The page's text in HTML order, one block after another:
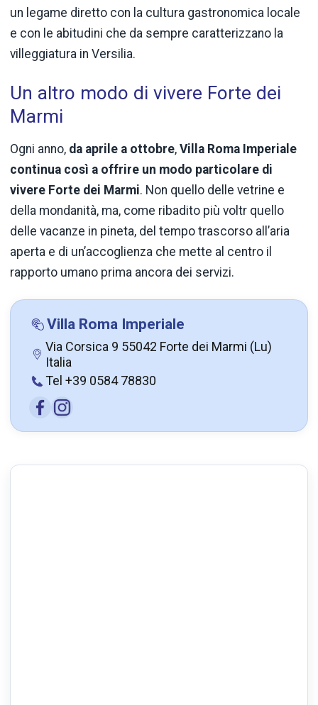
un legame diretto con la cultura gastronomica locale
e con le abitudini che da sempre caratterizzano la
villeggiatura in Versilia.
Un altro modo di vivere Forte dei
Marmi
Ogni anno, da aprile a ottobre, Villa Roma Imperiale
continua così a offrire un modo particolare di
vivere Forte dei Marmi. Non quello delle vetrine e
della mondanità, ma, come ribadito più voltr quello
delle vacanze in pineta, del tempo trascorso all’aria
aperta e di un’accoglienza che mette al centro il
rapporto umano prima ancora dei servizi.
Villa Roma Imperiale
Via Corsica 9 55042 Forte dei Marmi (Lu)
Italia
Tel +39 0584 78830